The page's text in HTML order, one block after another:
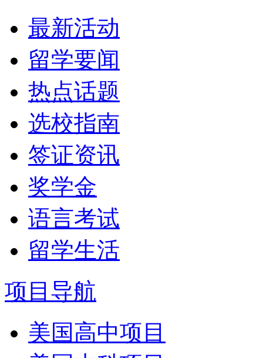
最新活动
留学要闻
热点话题
选校指南
签证资讯
奖学金
语言考试
留学生活
项目导航
美国高中项目